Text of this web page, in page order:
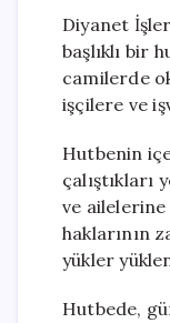
Diyanet
başlıklı bir
camilerde
işçilere ve
Hutbenin
ve ailelerine
haklarının
yükler
Hutbede,